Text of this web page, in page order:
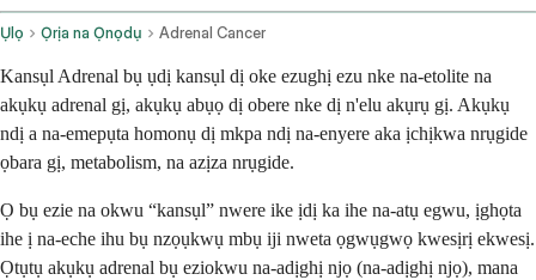
Ụlọ Ọrịa na Ọnọdụ Adrenal Cancer
Kansụl Adrenal bụ ụdị kansụl dị oke ezughị ezu nke na-etolite na
akụkụ adrenal gị, akụkụ abụọ dị obere nke dị n'elu akụrụ gị. Akụkụ
ndị a na-emepụta homonụ dị mkpa ndị na-enyere aka ịchịkwa nrụgide
ọbara gị, metabolism, na azịza nrụgide.
Ọ bụ ezie na okwu “kansụl” nwere ike ịdị ka ihe na-atụ egwu, ịghọta
ihe ị na-eche ihu bụ nzọụkwụ mbụ iji nweta ọgwụgwọ kwesịrị ekwesị.
Ọtụtụ akụkụ adrenal bụ eziokwu na-adịghị njọ (na-adịghị njọ), mana